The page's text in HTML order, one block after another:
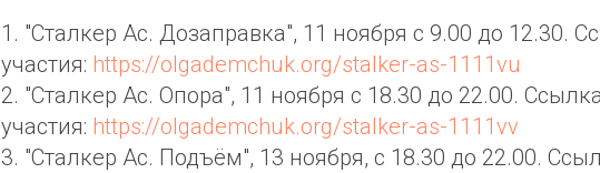
1. "Сталкер Ас. Дозаправка", 11 ноября с 9.00 до 12.30.
участия: https://olgademchuk.org/stalker-as-1111vu
2. "Сталкер Ас. Опора", 11 ноября с 18.30 до 22.00.
участия: https://olgademchuk.org/stalker-as-1111vv
3. "Сталкер Ас. Подъём", 13 ноября, с 18.30 до 22.00.